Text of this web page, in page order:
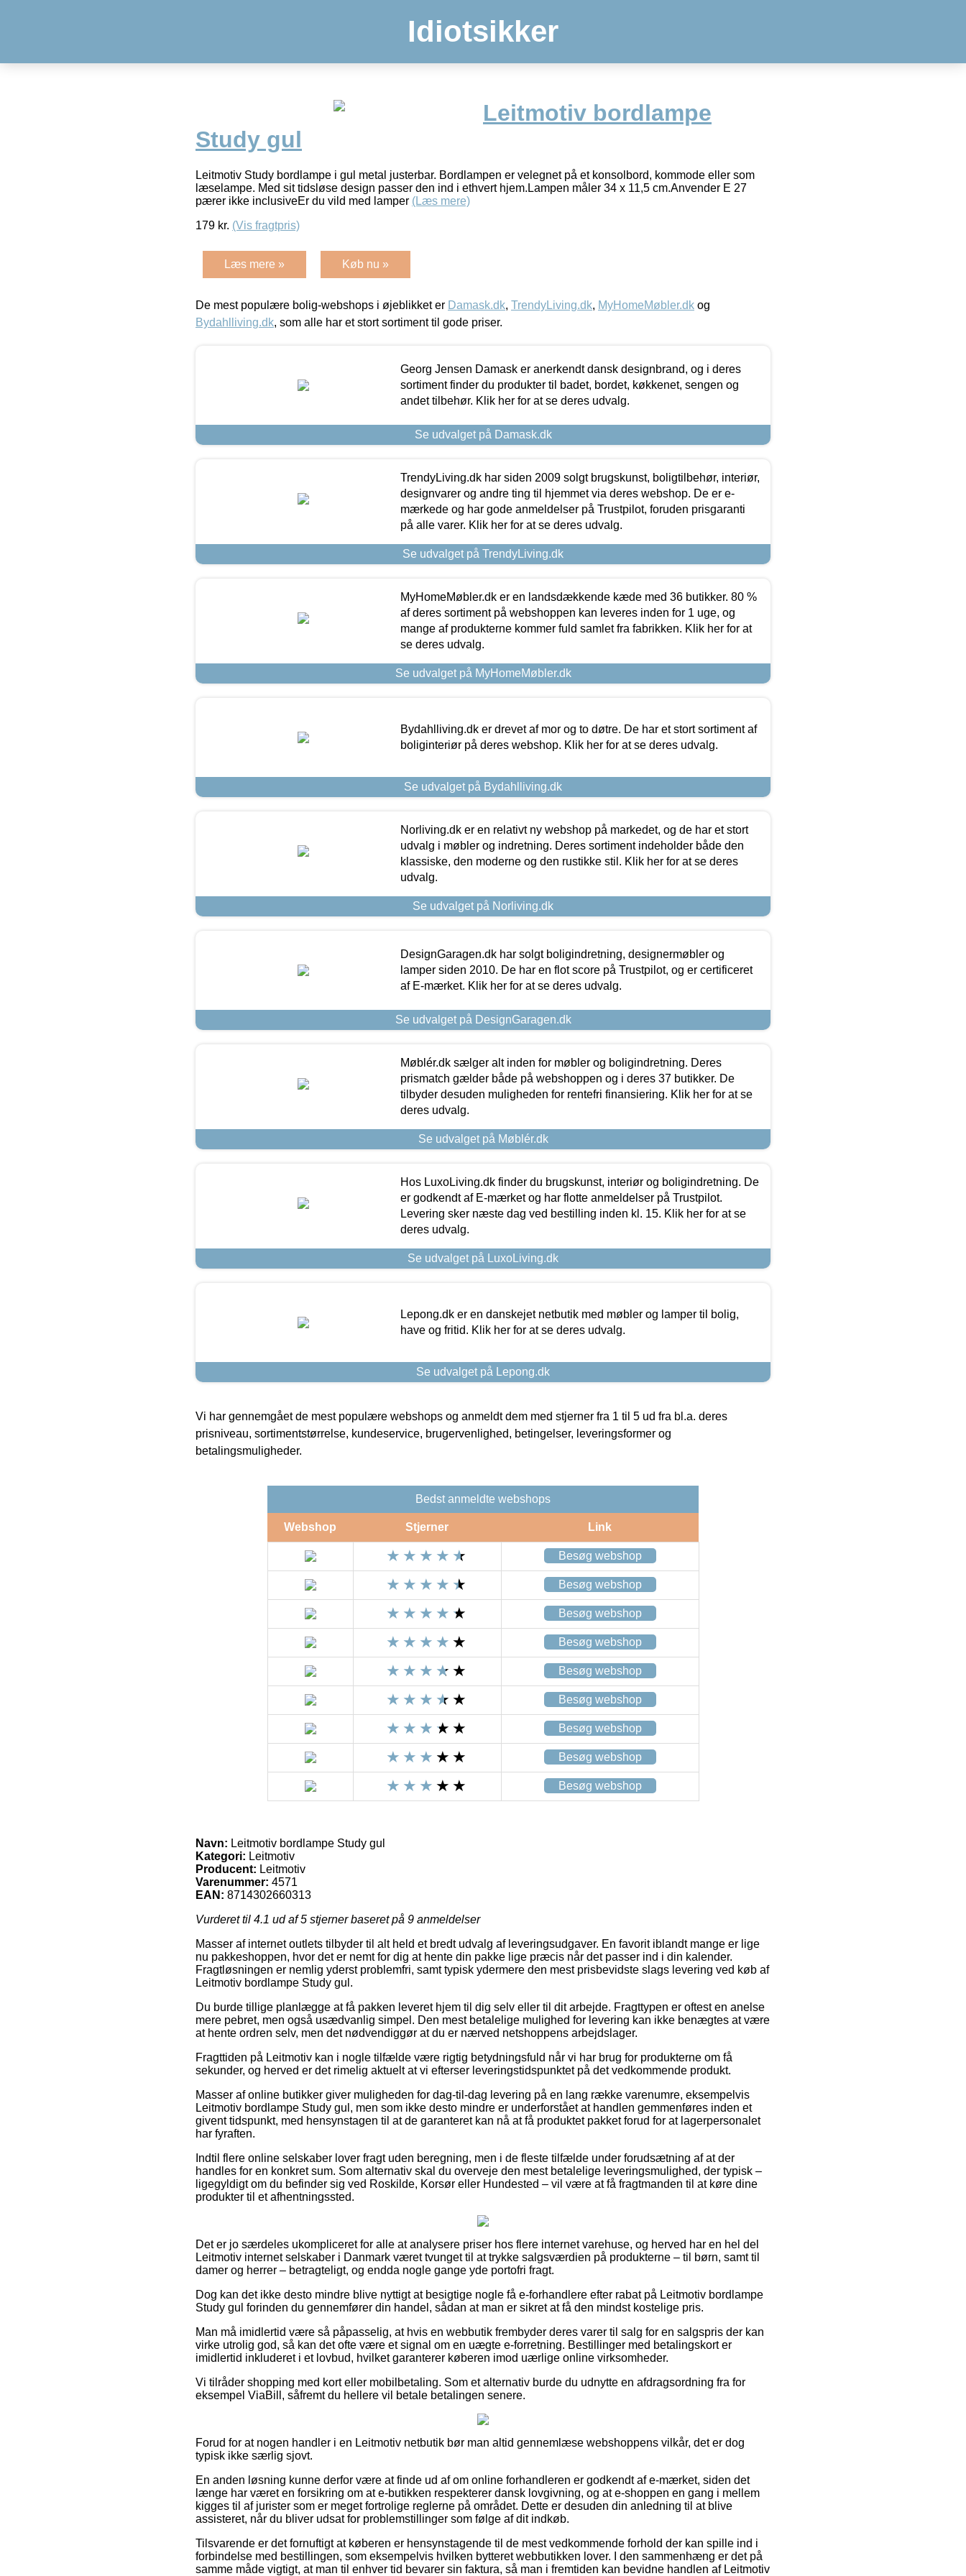
Idiotsikker
Leitmotiv bordlampe
Study gul
Leitmotiv Study bordlampe i gul metal justerbar. Bordlampen er velegnet på et konsolbord, kommode eller som
læselampe. Med sit tidsløse design passer den ind i ethvert hjem.Lampen måler 34 x 11,5 cm.Anvender E 27
pærer ikke inclusiveEr du vild med lamper (Læs mere)
179 kr. (Vis fragtpris)
Læs mere » Køb nu »
De mest populære bolig-webshops i øjeblikket er Damask.dk, TrendyLiving.dk, MyHomeMøbler.dk og
Bydahlliving.dk, som alle har et stort sortiment til gode priser.
Georg Jensen Damask er anerkendt dansk designbrand, og i deres
sortiment finder du produkter til badet, bordet, køkkenet, sengen og
andet tilbehør. Klik her for at se deres udvalg.
Se udvalget på Damask.dk
TrendyLiving.dk har siden 2009 solgt brugskunst, boligtilbehør, interiør,
designvarer og andre ting til hjemmet via deres webshop. De er e-
mærkede og har gode anmeldelser på Trustpilot, foruden prisgaranti
på alle varer. Klik her for at se deres udvalg.
Se udvalget på TrendyLiving.dk
MyHomeMøbler.dk er en landsdækkende kæde med 36 butikker. 80 %
af deres sortiment på webshoppen kan leveres inden for 1 uge, og
mange af produkterne kommer fuld samlet fra fabrikken. Klik her for at
se deres udvalg.
Se udvalget på MyHomeMøbler.dk
Bydahlliving.dk er drevet af mor og to døtre. De har et stort sortiment af
boliginteriør på deres webshop. Klik her for at se deres udvalg.
Se udvalget på Bydahlliving.dk
Norliving.dk er en relativt ny webshop på markedet, og de har et stort
udvalg i møbler og indretning. Deres sortiment indeholder både den
klassiske, den moderne og den rustikke stil. Klik her for at se deres
udvalg.
Se udvalget på Norliving.dk
DesignGaragen.dk har solgt boligindretning, designermøbler og
lamper siden 2010. De har en flot score på Trustpilot, og er certificeret
af E-mærket. Klik her for at se deres udvalg.
Se udvalget på DesignGaragen.dk
Møblér.dk sælger alt inden for møbler og boligindretning. Deres
prismatch gælder både på webshoppen og i deres 37 butikker. De
tilbyder desuden muligheden for rentefri finansiering. Klik her for at se
deres udvalg.
Se udvalget på Møblér.dk
Hos LuxoLiving.dk finder du brugskunst, interiør og boligindretning. De
er godkendt af E-mærket og har flotte anmeldelser på Trustpilot.
Levering sker næste dag ved bestilling inden kl. 15. Klik her for at se
deres udvalg.
Se udvalget på LuxoLiving.dk
Lepong.dk er en danskejet netbutik med møbler og lamper til bolig,
have og fritid. Klik her for at se deres udvalg.
Se udvalget på Lepong.dk
Vi har gennemgået de mest populære webshops og anmeldt dem med stjerner fra 1 til 5 ud fra bl.a. deres
prisniveau, sortimentstørrelse, kundeservice, brugervenlighed, betingelser, leveringsformer og
betalingsmuligheder.
Bedst anmeldte webshops
Webshop Stjerner Link
Besøg webshop
Besøg webshop
Besøg webshop
Besøg webshop
Besøg webshop
Besøg webshop
Besøg webshop
Besøg webshop
Besøg webshop
Navn: Leitmotiv bordlampe Study gul
Kategori: Leitmotiv
Producent: Leitmotiv
Varenummer: 4571
EAN: 8714302660313
Vurderet til 4.1 ud af 5 stjerner baseret på 9 anmeldelser
Masser af internet outlets tilbyder til alt held et bredt udvalg af leveringsudgaver. En favorit iblandt mange er lige
nu pakkeshoppen, hvor det er nemt for dig at hente din pakke lige præcis når det passer ind i din kalender.
Fragtløsningen er nemlig yderst problemfri, samt typisk ydermere den mest prisbevidste slags levering ved køb af
Leitmotiv bordlampe Study gul.
Du burde tillige planlægge at få pakken leveret hjem til dig selv eller til dit arbejde. Fragttypen er oftest en anelse
mere pebret, men også usædvanlig simpel. Den mest betalelige mulighed for levering kan ikke benægtes at være
at hente ordren selv, men det nødvendiggør at du er nærved netshoppens arbejdslager.
Fragttiden på Leitmotiv kan i nogle tilfælde være rigtig betydningsfuld når vi har brug for produkterne om få
sekunder, og herved er det rimelig aktuelt at vi efterser leveringstidspunktet på det vedkommende produkt.
Masser af online butikker giver muligheden for dag-til-dag levering på en lang række varenumre, eksempelvis
Leitmotiv bordlampe Study gul, men som ikke desto mindre er underforstået at handlen gemmenføres inden et
givent tidspunkt, med hensynstagen til at de garanteret kan nå at få produktet pakket forud for at lagerpersonalet
har fyraften.
Indtil flere online selskaber lover fragt uden beregning, men i de fleste tilfælde under forudsætning af at der
handles for en konkret sum. Som alternativ skal du overveje den mest betalelige leveringsmulighed, der typisk –
ligegyldigt om du befinder sig ved Roskilde, Korsør eller Hundested – vil være at få fragtmanden til at køre dine
produkter til et afhentningssted.
Det er jo særdeles ukompliceret for alle at analysere priser hos flere internet varehuse, og herved har en hel del
Leitmotiv internet selskaber i Danmark været tvunget til at trykke salgsværdien på produkterne – til børn, samt til
damer og herrer – betragteligt, og endda nogle gange yde portofri fragt.
Dog kan det ikke desto mindre blive nyttigt at besigtige nogle få e-forhandlere efter rabat på Leitmotiv bordlampe
Study gul forinden du gennemfører din handel, sådan at man er sikret at få den mindst kostelige pris.
Man må imidlertid være så påpasselig, at hvis en webbutik frembyder deres varer til salg for en salgspris der kan
virke utrolig god, så kan det ofte være et signal om en uægte e-forretning. Bestillinger med betalingskort er
imidlertid inkluderet i et lovbud, hvilket garanterer køberen imod uærlige online virksomheder.
Vi tilråder shopping med kort eller mobilbetaling. Som et alternativ burde du udnytte en afdragsordning fra for
eksempel ViaBill, såfremt du hellere vil betale betalingen senere.
Forud for at nogen handler i en Leitmotiv netbutik bør man altid gennemlæse webshoppens vilkår, det er dog
typisk ikke særlig sjovt.
En anden løsning kunne derfor være at finde ud af om online forhandleren er godkendt af e-mærket, siden det
længe har været en forsikring om at e-butikken respekterer dansk lovgivning, og at e-shoppen en gang i mellem
kigges til af jurister som er meget fortrolige reglerne på området. Dette er desuden din anledning til at blive
assisteret, når du bliver udsat for problemstillinger som følge af dit indkøb.
Tilsvarende er det fornuftigt at køberen er hensynstagende til de mest vedkommende forhold der kan spille ind i
forbindelse med bestillingen, som eksempelvis hvilken bytteret webbutikken lover. I den sammenhæng er det på
samme måde vigtigt, at man til enhver tid bevarer sin faktura, så man i fremtiden kan bevidne handlen af Leitmotiv